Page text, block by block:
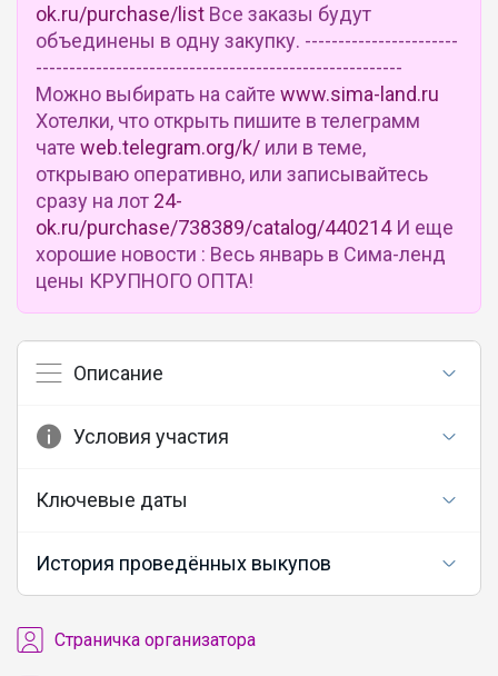
ok.ru/purchase/list Все заказы будут
объединены в одну закупку. -----------------------
-------------------------------------------------------
Можно выбирать на сайте www.sima-land.ru
Хотелки, что открыть пишите в телеграмм
чате web.telegram.org/k/ или в теме,
открываю оперативно, или записывайтесь
сразу на лот 24-
ok.ru/purchase/738389/catalog/440214И еще
хорошие новости : Весь январь в Сима-ленд
цены КРУПНОГО ОПТА!
Описание
Условия участия
Ключевые даты
История проведённых выкупов
Cтраничка организатора